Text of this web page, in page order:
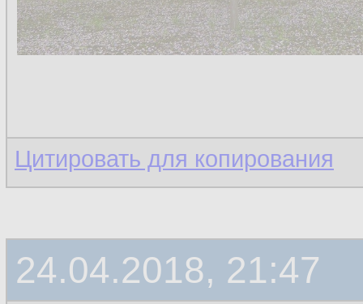
Цитировать для копирования
24.04.2018, 21:47